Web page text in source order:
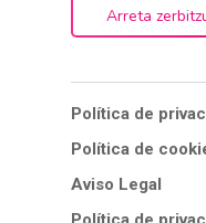
Arreta
Política de
Política de
Aviso Legal